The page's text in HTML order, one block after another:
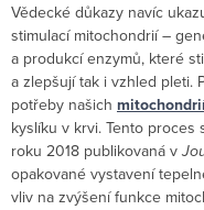
Vědecké důkazy navíc
stimulací mitochondrií –
a produkcí enzymů, které
a zlepšují tak i vzhled pleti.
potřeby našich
kyslíku v krvi. Tento proces
roku 2018 publikovaná v
opakované vystavení
vliv na zvýšení funkce